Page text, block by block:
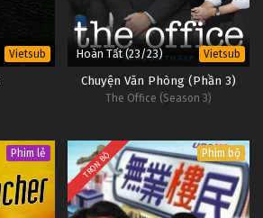
Vietsub Hoàn Tất (23/23) Vietsub
Chuyện Văn Phòng (Phần 3)
The Office (Season 3)
Phim lẻ TRỌN BỘ Phim bộ